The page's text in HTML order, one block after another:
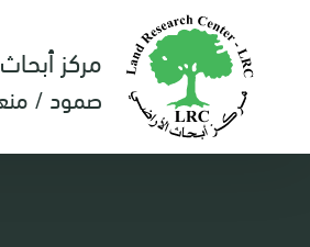
مركز
صمود /